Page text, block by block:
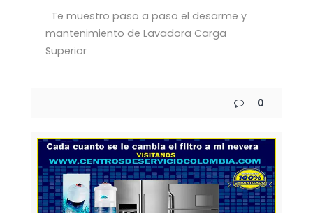
Te muestro paso a paso el desarme y
mantenimiento de Lavadora Carga
Superior
0